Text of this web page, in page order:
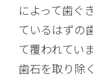
によって歯ぐ
ているはずの
て覆われていま
歯石を取り除